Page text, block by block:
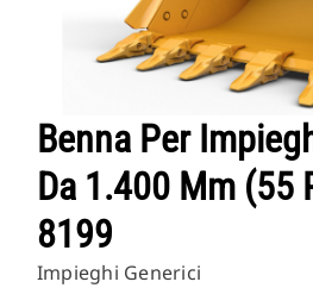
Benna Per
Da 1.400 Mm (55
8199
Impieghi Generici